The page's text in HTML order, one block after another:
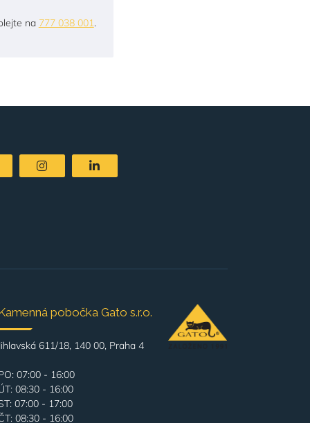
na 777 038 001.
pobočka Gato s.r.o.
611/18, 140 00, Praha 4
07:00 - 16:00
08:30 - 16:00
07:00 - 17:00
08:30 - 16:00